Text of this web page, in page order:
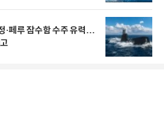
·페루 잠수함 수주 유력…